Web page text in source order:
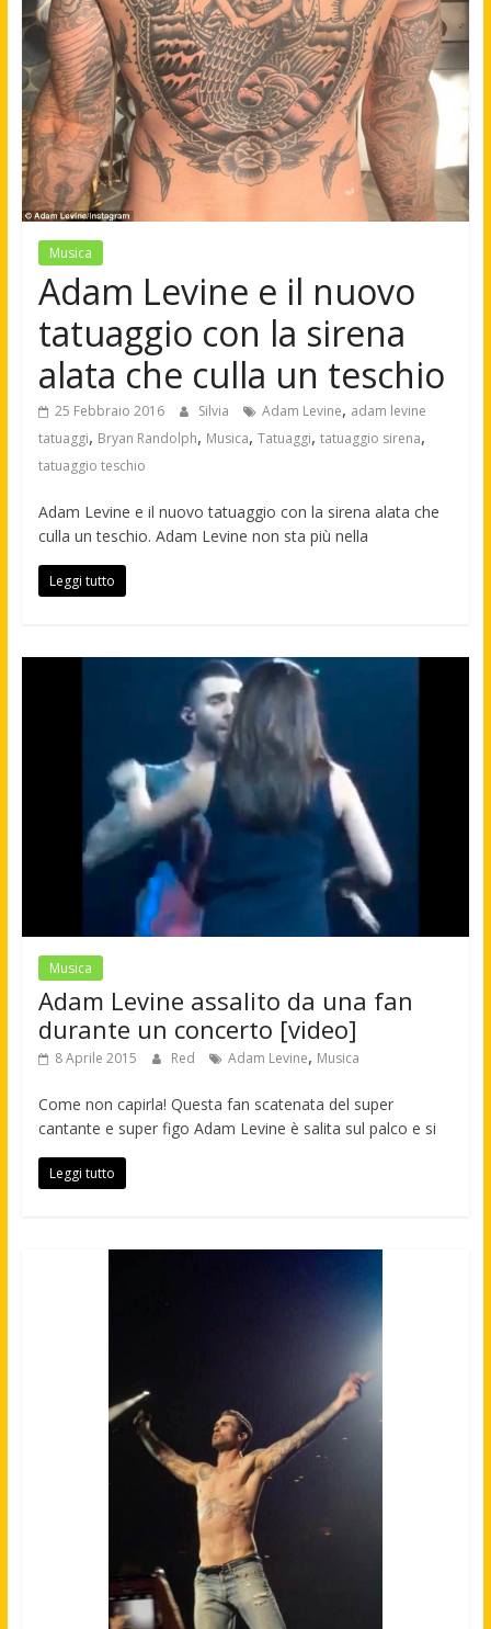
Musica
Adam Levine e il nuovo
tatuaggio con la sirena
alata che culla un teschio
25 Febbraio 2016 Silvia Adam Levine, adam levine
tatuaggi, Bryan Randolph, Musica, Tatuaggi, tatuaggio sirena,
tatuaggio teschio
Adam Levine e il nuovo tatuaggio con la sirena alata che
culla un teschio. Adam Levine non sta più nella
Leggi tutto
Musica
Adam Levine assalito da una fan
durante un concerto [video]
8 Aprile 2015 Red Adam Levine, Musica
Come non capirla! Questa fan scatenata del super
cantante e super figo Adam Levine è salita sul palco e si
Leggi tutto